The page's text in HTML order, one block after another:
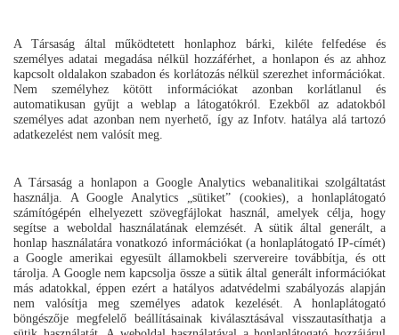
A Társaság által működtetett honlaphoz bárki, kiléte felfedése és
személyes adatai megadása nélkül hozzáférhet, a honlapon és az ahhoz
kapcsolt oldalakon szabadon és korlátozás nélkül szerezhet információkat.
Nem személyhez kötött információkat azonban korlátlanul és
automatikusan gyűjt a weblap a látogatókról. Ezekből az adatokból
személyes adat azonban nem nyerhető, így az Infotv. hatálya alá tartozó
adatkezelést nem valósít meg.
A Társaság a honlapon a Google Analytics webanalitikai szolgáltatást
használja. A Google Analytics „sütiket” (cookies), a honlaplátogató
számítógépén elhelyezett szövegfájlokat használ, amelyek célja, hogy
segítse a weboldal használatának elemzését. A sütik által generált, a
honlap használatára vonatkozó információkat (a honlaplátogató IP-címét)
a Google amerikai egyesült államokbeli szervereire továbbítja, és ott
tárolja. A Google nem kapcsolja össze a sütik által generált információkat
más adatokkal, éppen ezért a hatályos adatvédelmi szabályozás alapján
nem valósítja meg személyes adatok kezelését. A honlaplátogató
böngészője megfelelő beállításainak kiválasztásával visszautasíthatja a